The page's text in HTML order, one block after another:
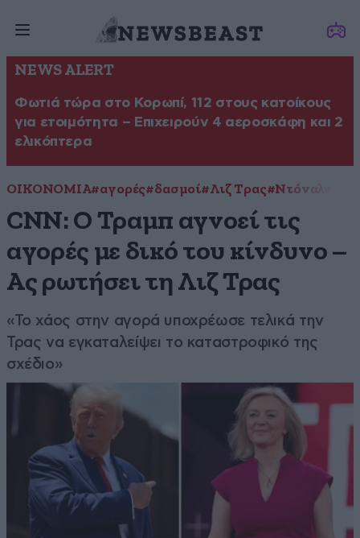
NEWS ALERT
Φωτιά τώρα στο Κορωπί, 112 στους κατοίκους
για ετοιμότητα – Επιχειρούν 4 αεροσκάφη και 2
ελικόπτερα
ΟΙΚΟΝΟΜΙΑ#αγορές#δασμοί#Λιζ Τρας#Ντόναλντ
CNN: Ο Τραμπ αγνοεί τις
αγορές με δικό του κίνδυνο –
Ας ρωτήσει τη Λιζ Τρας
«Το χάος στην αγορά υποχρέωσε τελικά την
Τρας να εγκαταλείψει το καταστροφικό της
σχέδιο»